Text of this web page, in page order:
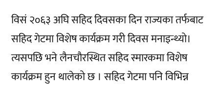
विसं २०६३ अघि सहिद दिवसका दिन राज्यका तर्फबाट
सहिद गेटमा विशेष कार्यक्रम गरी दिवस मनाइन्थ्यो।
त्यसपछि भने लैनचौरस्थित सहिद स्मारकमा विशेष
कार्यक्रम हुन थालेको छ । सहिद गेटमा पनि विभिन्न